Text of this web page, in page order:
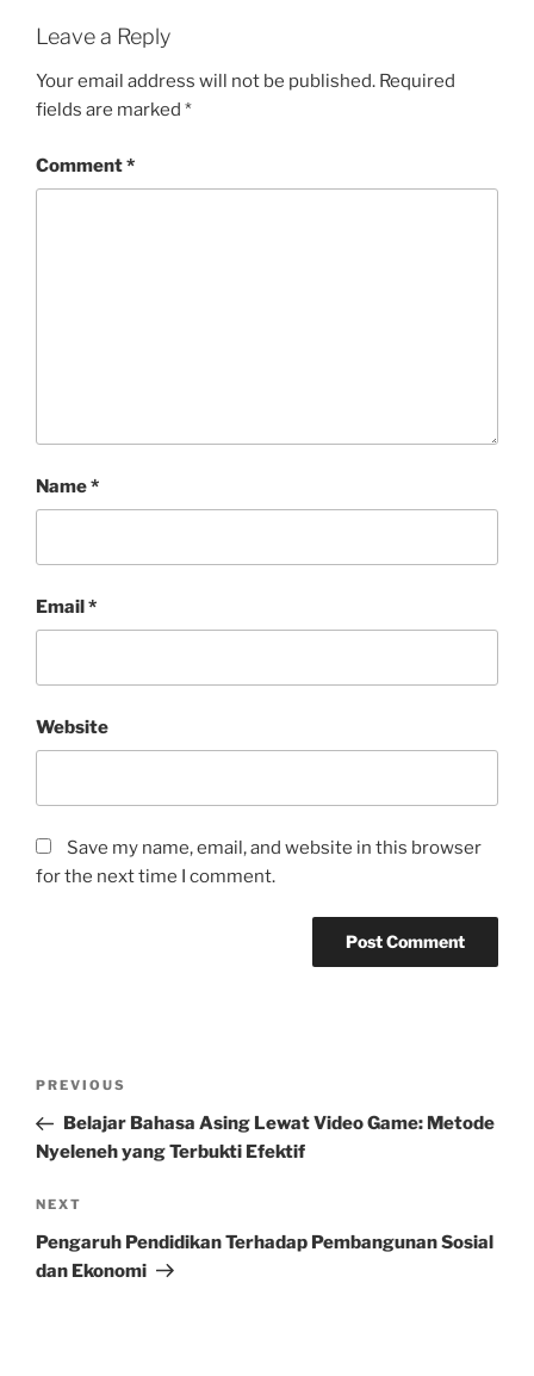
Leave a Reply
Your email address will not be published. Required
fields are marked *
Comment*
Name*
Email*
Website
Save my name, email, and website in this browser
for the next time I comment.
Previous
Post
PREVIOUS
Belajar Bahasa Asing Lewat Video Game: Metode
Nyeleneh yang Terbukti Efektif
Next
Post
NEXT
Pengaruh Pendidikan Terhadap Pembangunan Sosial
dan Ekonomi